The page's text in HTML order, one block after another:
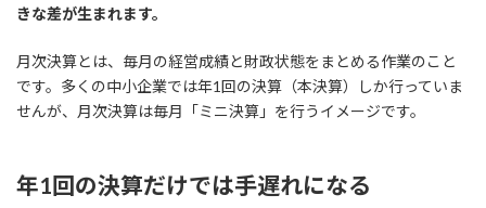
きな差が生まれます。
月次決算とは、毎月の経営成績と財政状態をまとめる作業のこと
です。多くの中小企業では年1回の決算（本決算）しか行っていま
せんが、月次決算は毎月「ミニ決算」を行うイメージです。
年1回の決算だけでは手遅れになる